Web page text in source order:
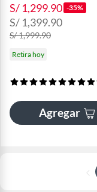
S/ 1,299.90 -35%
S/ 1,399.90
S/ 1,999.90
Retira hoy
Agregar